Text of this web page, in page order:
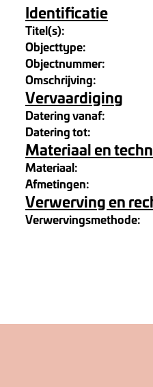
Identificatie
Titel(s):
Objecttype:
Objectnummer:
Omschrijving:
Vervaardiging
Datering vanaf:
Datering tot:
Materiaal en
Materiaal:
Afmetingen:
Verwerving en
Verwervingsmethode: